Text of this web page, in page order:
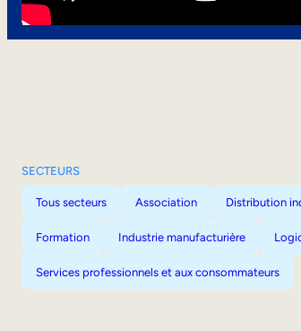
SECTEURS
Tous secteurs Association Distribution
Formation Industrie manufacturière
Services professionnels et aux consommateurs